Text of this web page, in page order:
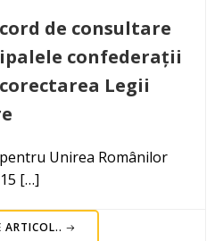
de consultare
confederații
Legii
Unirea Românilor
[…]
ARTICOL..